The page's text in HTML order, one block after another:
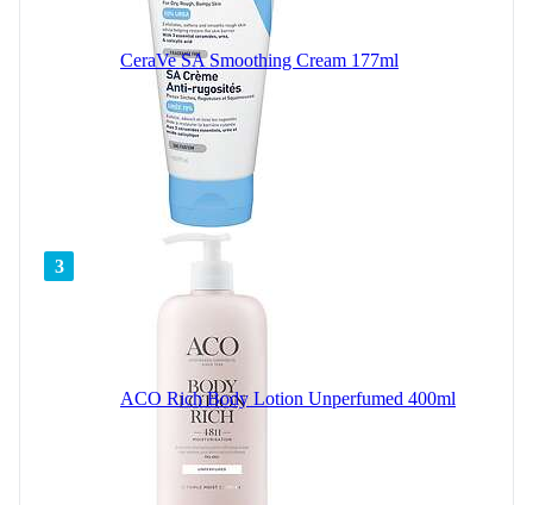
CeraVe SA Smoothing Cream 177ml
3
ACO Rich Body Lotion Unperfumed 400ml